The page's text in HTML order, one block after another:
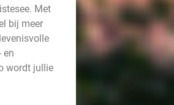
Met
bij meer
en
wordt jullie